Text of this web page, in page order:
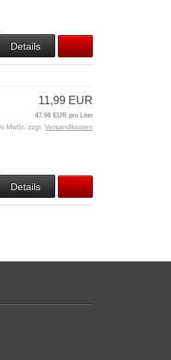
Details
11,99 EUR
47,96 EUR pro Liter
MwSt. zzgl. Versandkosten
Details